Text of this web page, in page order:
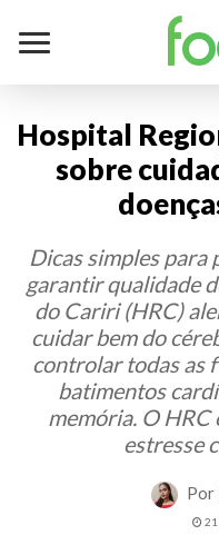
Hospital
sobre
Dicas simples para
garantir qualidade
do Cariri (HRC)
cuidar bem do
controlar todas as
batimentos
memória. O HRC
estresse
Por